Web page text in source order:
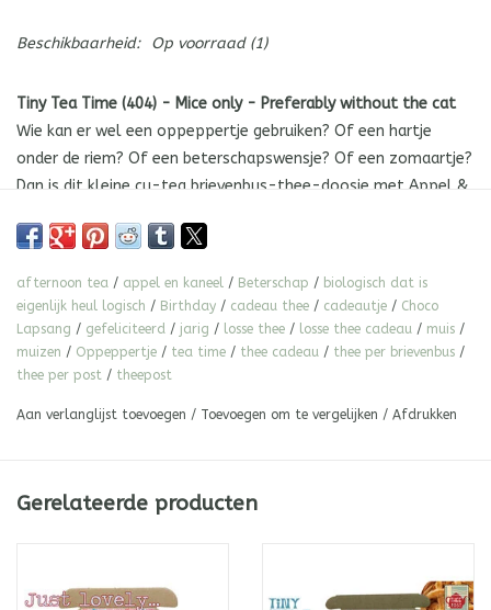
Beschikbaarheid: Op voorraad(1)
Tiny Tea Time (404) - Mice only - Preferably without the cat
Wie kan er wel een oppeppertje gebruiken? Of een hartje
onder de riem? Of een beterschapswensje? Of een zomaartje?
Dan is dit kleine cu-tea brievenbus-thee-doosje met Appel &
een label voor al je lieve woordjes een must-have!
Elke thee-ma brievenbusdoos van Theepost is met veel liefde
en zorg speciaal voor jou gemaakt!
In het Thee-ma brievenbusdoosje
5 gram Choco Lapsang
opschenken voor een tweede - of zelfs derde - ronde thee!)
afternoon tea / appel en kaneel / Beterschap / biologisch dat is
eigenlijk heul logisch / Birthday / cadeau thee / cadeautje / Choco
Lapsang / gefeliciteerd / jarig / losse thee / losse thee cadeau / muis /
muizen / Oppeppertje / tea time / thee cadeau / thee per brievenbus /
thee per post / theepost
Aan verlanglijst toevoegen / Toevoegen om te vergelijken / Afdrukken
Gerelateerde producten